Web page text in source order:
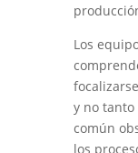
Los
y no tanto
común
los